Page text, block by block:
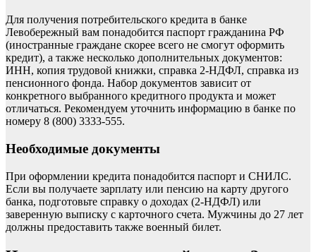
Для получения потребительского кредита в банке
Левобережный вам понадобится паспорт гражданина РФ
(иностранные граждане скорее всего не смогут оформить
кредит), а также несколько дополнительных документов:
ИНН, копия трудовой книжки, справка 2‑НДФЛ, справка из
пенсионного фонда. Набор документов зависит от
конкретного выбранного кредитного продукта и может
отличаться. Рекомендуем уточнить информацию в банке по
номеру 8 (800) 3333-555.
Необходимые документы
При оформлении кредита понадобится паспорт и СНИЛС.
Если вы получаете зарплату или пенсию на карту другого
банка, подготовьте справку о доходах (2-НДФЛ) или
заверенную выписку с карточного счета. Мужчины до 27 лет
должны предоставить также военный билет.